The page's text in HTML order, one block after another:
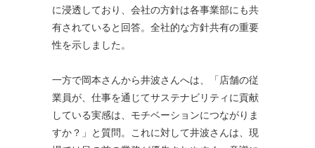
に浸透しており、会社の方針は各事業部にも共
有されていると回答。全社的な方針共有の重要
性を示しました。
一方で岡本さんから井波さんへは、「店舗の従
業員が、仕事を通じてサステナビリティに貢献
している実感は、モチベーションにつながりま
すか？」と質問。これに対して井波さんは、現